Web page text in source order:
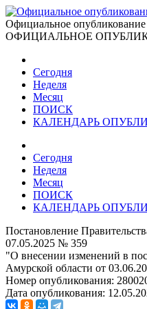
Официальное
ОФИЦИАЛЬНОЕ
Сегодня
Неделя
Месяц
ПОИСК
КАЛЕНДАРЬ
Сегодня
Неделя
Месяц
ПОИСК
КАЛЕНДАРЬ
Постановление
07.05.2025 № 359
"О внесении изменений в
Амурской области от
Номер опубликования:
Дата опубликования: